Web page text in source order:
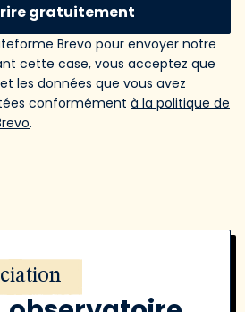
gratuitement
Brevo pour envoyer notre
cette case, vous acceptez que
les données que vous avez
conformément à la politique de
.